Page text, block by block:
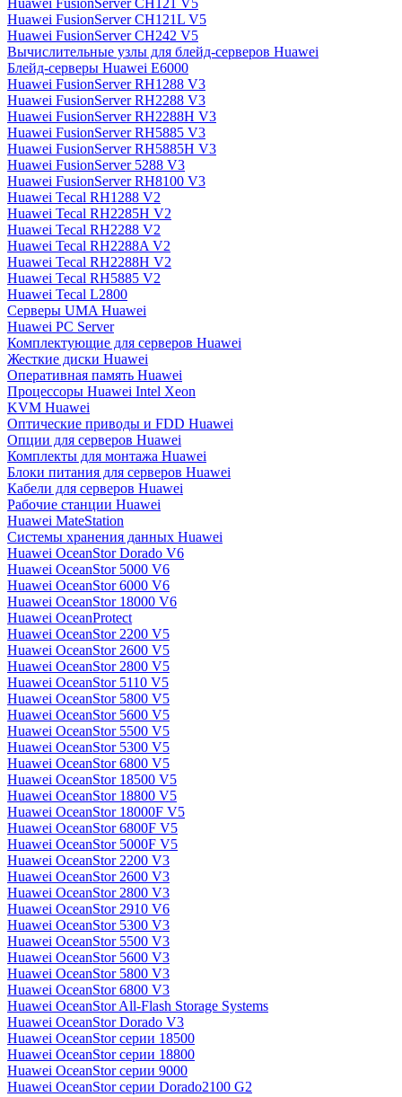
Huawei FusionServer CH121 V5
Huawei FusionServer CH121L V5
Huawei FusionServer CH242 V5
Вычислительные узлы для блейд-серверов Huawei
Блейд-серверы Huawei E6000
Huawei FusionServer RH1288 V3
Huawei FusionServer RH2288 V3
Huawei FusionServer RH2288H V3
Huawei FusionServer RH5885 V3
Huawei FusionServer RH5885H V3
Huawei FusionServer 5288 V3
Huawei FusionServer RH8100 V3
Huawei Tecal RH1288 V2
Huawei Tecal RH2285H V2
Huawei Tecal RH2288 V2
Huawei Tecal RH2288A V2
Huawei Tecal RH2288H V2
Huawei Tecal RH5885 V2
Huawei Tecal L2800
Серверы UMA Huawei
Huawei PC Server
Комплектующие для серверов Huawei
Жесткие диски Huawei
Оперативная память Huawei
Процессоры Huawei Intel Xeon
KVM Huawei
Оптические приводы и FDD Huawei
Опции для серверов Huawei
Комплекты для монтажа Huawei
Блоки питания для серверов Huawei
Кабели для серверов Huawei
Рабочие станции Huawei
Huawei MateStation
Системы хранения данных Huawei
Huawei OceanStor Dorado V6
Huawei OceanStor 5000 V6
Huawei OceanStor 6000 V6
Huawei OceanStor 18000 V6
Huawei OceanProtect
Huawei OceanStor 2200 V5
Huawei OceanStor 2600 V5
Huawei OceanStor 2800 V5
Huawei OceanStor 5110 V5
Huawei OceanStor 5800 V5
Huawei OceanStor 5600 V5
Huawei OceanStor 5500 V5
Huawei OceanStor 5300 V5
Huawei OceanStor 6800 V5
Huawei OceanStor 18500 V5
Huawei OceanStor 18800 V5
Huawei OceanStor 18000F V5
Huawei OceanStor 6800F V5
Huawei OceanStor 5000F V5
Huawei OceanStor 2200 V3
Huawei OceanStor 2600 V3
Huawei OceanStor 2800 V3
Huawei OceanStor 2910 V6
Huawei OceanStor 5300 V3
Huawei OceanStor 5500 V3
Huawei OceanStor 5600 V3
Huawei OceanStor 5800 V3
Huawei OceanStor 6800 V3
Huawei OceanStor All-Flash Storage Systems
Huawei OceanStor Dorado V3
Huawei OceanStor серии 18500
Huawei OceanStor серии 18800
Huawei OceanStor серии 9000
Huawei OceanStor серии Dorado2100 G2